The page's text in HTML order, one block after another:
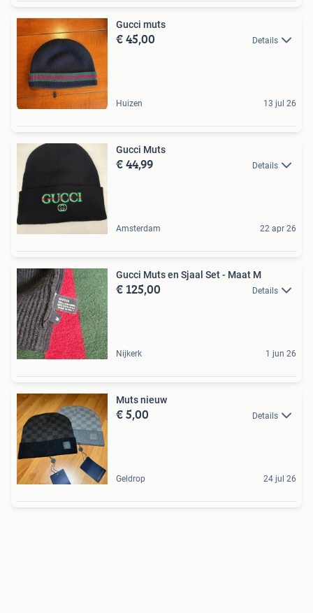
Gucci muts
€ 45,00 Details
Huizen 13 jul 26
Gucci Muts
€ 44,99 Details
Amsterdam 22 apr 26
Gucci Muts en Sjaal Set - Maat M
€ 125,00 Details
Nijkerk 1 jun 26
Muts nieuw
€ 5,00 Details
Geldrop 24 jul 26